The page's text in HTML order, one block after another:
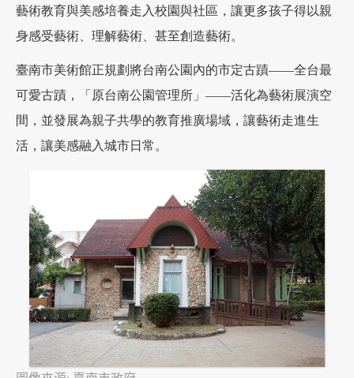
藝術教育與美感培養走入校園與社區，讓更多孩子得以親
身感受藝術、理解藝術、甚至創造藝術。
臺南市美術館正規劃將台南公園內的市定古蹟——全台最
可愛古蹟，「原台南公園管理所」——活化為藝術展演空
間，並發展為親子共學的教育推廣場域，讓藝術走進生
活，讓美感融入城市日常。